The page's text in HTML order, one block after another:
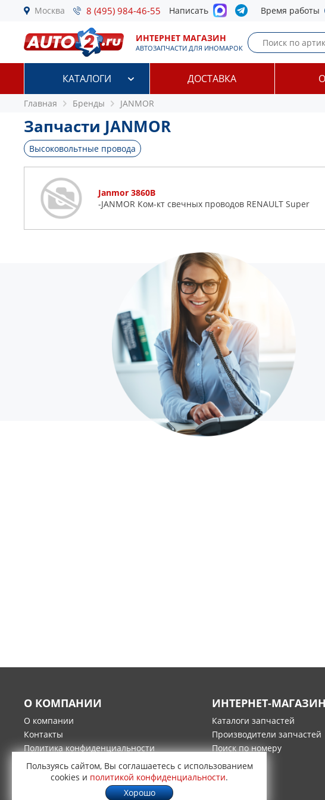
Москва 8 (495) 984-46-55 Написать Время работы
ИНТЕРНЕТ МАГАЗИН
АВТОЗАПЧАСТИ ДЛЯ ИНОМАРОК
КАТАЛОГИ ДОСТАВКА
Главная Бренды JANMOR
Запчасти JANMOR
Высоковольтные провода
Janmor 3860B
-JANMOR Ком-кт свечных проводов RENAULT Super
О КОМПАНИИ
О компании
Контакты
Политика конфиденциальности
Гарантия и возврат товара
ИНТЕРНЕТ-МАГАЗИН
Каталоги запчастей
Производители запчастей
Поиск по номеру
Оплата
Доставка
Пользуясь сайтом, Вы соглашаетесь с использованием
cookies и политикой конфиденциальности.
Хорошо